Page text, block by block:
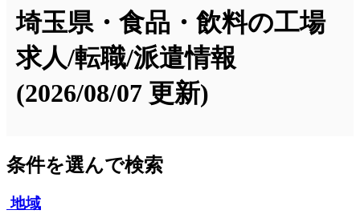
埼玉県・食品・飲料の工場
求人/転職/派遣情報
(2026/08/07 更新)
条件を選んで検索
地域